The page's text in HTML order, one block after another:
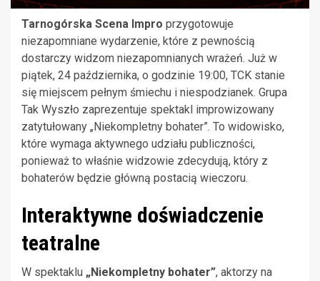
Tarnogórska Scena Impro przygotowuje
niezapomniane wydarzenie, które z pewnością
dostarczy widzom niezapomnianych wrażeń. Już w
piątek, 24 października, o godzinie 19:00, TCK stanie
się miejscem pełnym śmiechu i niespodzianek. Grupa
Tak Wyszło zaprezentuje spektakl improwizowany
zatytułowany „Niekompletny bohater”. To widowisko,
które wymaga aktywnego udziału publiczności,
ponieważ to właśnie widzowie zdecydują, który z
bohaterów będzie główną postacią wieczoru.
Interaktywne doświadczenie
teatralne
W spektaklu „Niekompletny bohater”, aktorzy na